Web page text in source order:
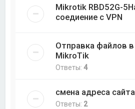
Mikrotik RBD52G-
соедиение с VPN
Отправка файлов
MikroTik
Ответы:4
смена адреса
Ответы: 2